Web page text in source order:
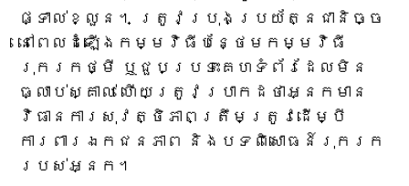
ផ្ទាល់ខ្លួន។ ត្រូវប្រុងប្រយ័ត្នជានិច្ច
នៅពេលដំឡើងកម្មវិធីបន្ថែមកម្មវិធី
រុករកថ្មី ឬជួបប្រទះគេហទំព័រដែលមិន
ធ្លាប់ស្គាល់ ហើយត្រូវប្រាកដថាអ្នកមាន
វិធានការសុវត្ថិភាពត្រឹមត្រូវដើម្បី
ការពារឯកជនភាព និងបទពិសោធន៍រុករក
របស់អ្នក។